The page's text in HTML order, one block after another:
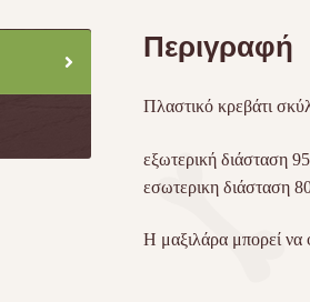
Περιγραφή
Πλαστικό κρεβάτι
εξωτερική διάσταση
εσωτερικη διάσταση
Η μαξιλάρα μπορεί να